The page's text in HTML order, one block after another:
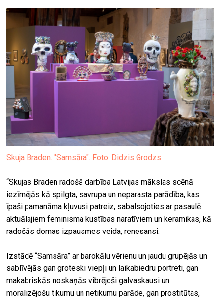
Skuja Braden. "Samsāra". Foto: Didzis Grodzs
“Skujas Braden radošā darbība Latvijas mākslas scēnā
iezīmējās kā spilgta, savrupa un neparasta parādība, kas
īpaši pamanāma kļuvusi patreiz, sabalsojoties ar pasaulē
aktuālajiem feminisma kustības naratīviem un keramikas, kā
radošās domas izpausmes veida, renesansi.
Izstādē “Samsāra” ar barokālu vērienu un jaudu grupējās un
sablīvējās gan groteski viepļi un laikabiedru portreti, gan
makabriskās noskaņās vibrējoši galvaskausi un
moralizējošu tikumu un netikumu parāde, gan prostitūtas,